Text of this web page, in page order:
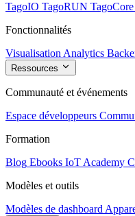
TagoIO TagoRUN TagoCore
Fonctionnalités
Visualisation Analytics
Ressources
Communauté et événements
Espace développeurs
Formation
Blog Ebooks IoT Academy
Modèles et outils
Modèles de dashboard